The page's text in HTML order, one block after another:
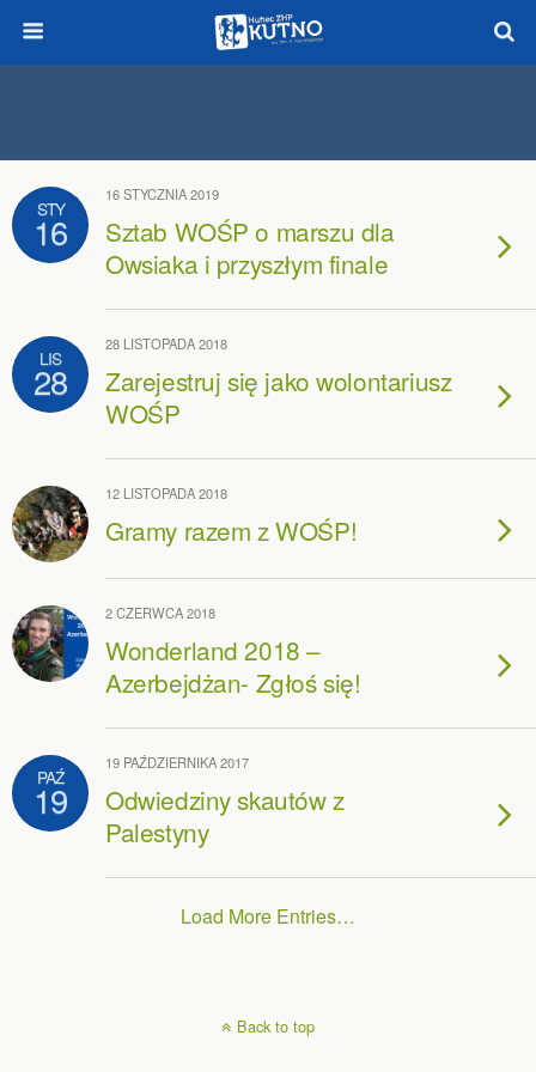
STY
16
16 STYCZNIA 2019
Sztab WOŚP o marszu dla
Owsiaka i przyszłym finale
LIS
28
28 LISTOPADA 2018
Zarejestruj się jako wolontariusz
WOŚP
12 LISTOPADA 2018
Gramy razem z WOŚP!
2 CZERWCA 2018
Wonderland 2018 –
Azerbejdżan- Zgłoś się!
PAŹ
19
19 PAŹDZIERNIKA 2017
Odwiedziny skautów z
Palestyny
Load More Entries…
Back to top